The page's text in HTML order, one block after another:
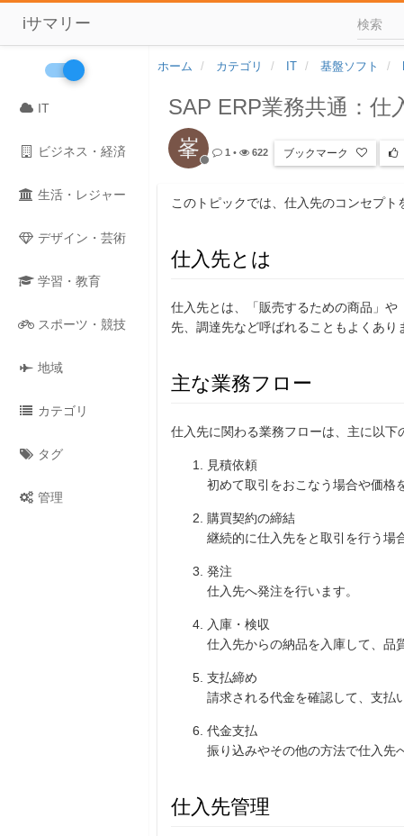
iサマリー
IT
ビジネス・経済
生活・レジャー
デザイン・芸術
学習・教育
スポーツ・競技
地域
カテゴリ
タグ
管理
ホーム カテゴリ IT 基盤ソフト
SAP ERP業務共通：仕
峯 1 • 622 ブックマーク
このトピックでは、仕入先のコンセプ
仕入先とは
仕入先とは、「販売するための商品」
先、調達先など呼ばれることもよくあり
主な業務フロー
仕入先に関わる業務フローは、主に以下
見積依頼
初めて取引をおこなう場合や価格
購買契約の締結
継続的に仕入先をと取引を行う場
発注
仕入先へ発注を行います。
入庫・検収
仕入先からの納品を入庫して、品
支払締め
請求される代金を確認して、支払
代金支払
振り込みやその他の方法で仕入先
仕入先管理